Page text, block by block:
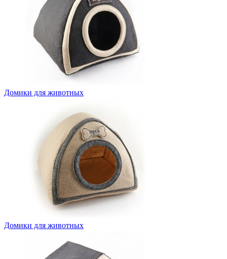
Домики для животных
Домики для животных